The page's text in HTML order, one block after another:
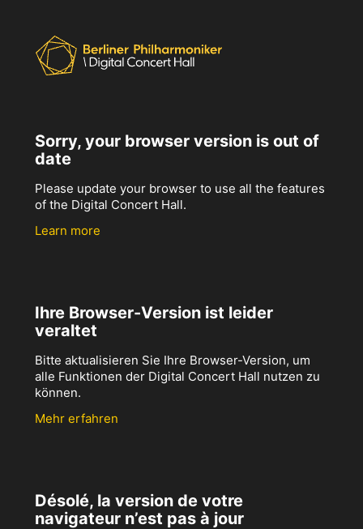
Sorry, your browser version is out of
date
Please update your browser to use all the features
of the Digital Concert Hall.
Learn more
Ihre Browser-Version ist leider
veraltet
Bitte aktualisieren Sie Ihre Browser-Version, um
alle Funktionen der Digital Concert Hall nutzen zu
können.
Mehr erfahren
Désolé, la version de votre
navigateur n’est pas à jour